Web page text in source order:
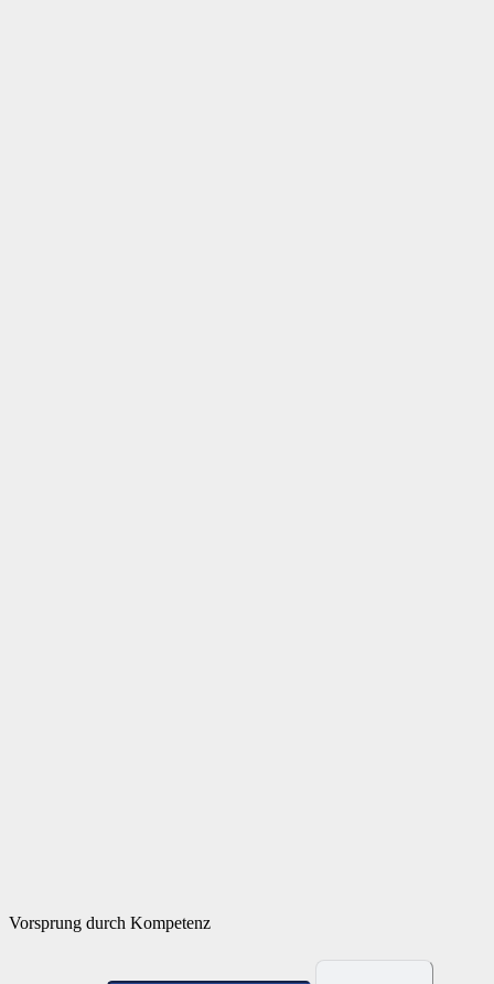
Vorsprung durch Kompetenz